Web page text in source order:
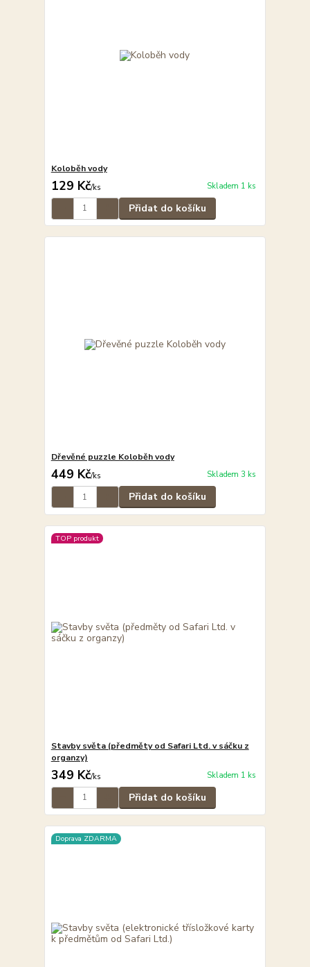
Koloběh vody
129 Kč/ks Skladem 1 ks
Přidat do košíku
Dřevěné puzzle Koloběh vody
449 Kč/ks Skladem 3 ks
Přidat do košíku
TOP produkt
Stavby světa (předměty od Safari Ltd. v sáčku z
organzy)
349 Kč/ks Skladem 1 ks
Přidat do košíku
Doprava ZDARMA